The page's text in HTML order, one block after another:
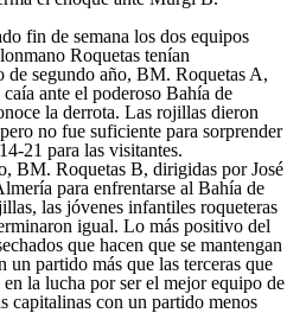
fin de semana los dos equipos
Roquetas tenían
segundo año, BM. Roquetas A,
ante el poderoso Bahía de
la derrota. Las rojillas dieron
no fue suficiente para sorprender
21 para las visitantes.
BM. Roquetas B, dirigidas por José
para enfrentarse al Bahía de
las jóvenes infantiles roqueteras
igual. Lo más positivo del
que hacen que se mantengan
un partido más que las terceras que
la lucha por ser el mejor equipo de
capitalinas con un partido menos